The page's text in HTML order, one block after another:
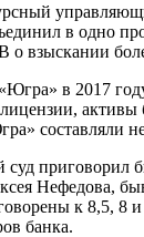
в одно
взыскании
в 2017
активы
составляли
суд
Нефедова,
к 8,5, 8
банка.